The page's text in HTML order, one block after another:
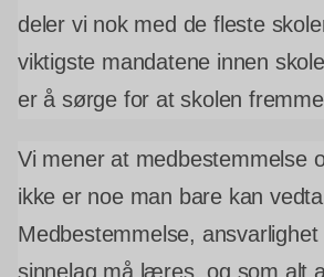
deler vi nok med de fleste
viktigste mandatene innen
er å sørge for at skolen
Vi mener at medbestemmelse
ikke er noe man bare kan
Medbestemmelse,
sinnelag må læres, og som alt